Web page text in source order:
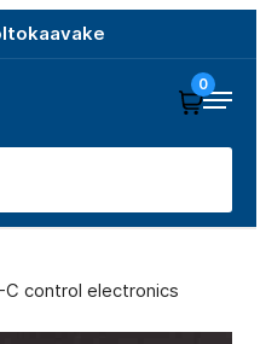
0
C control electronics